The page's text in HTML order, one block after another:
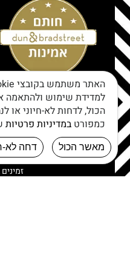
24/7 מענה אנושי
72
תמיכה
למדידת שימוש
הכול, לדחות לא-חיוני או
כמפורט במדיניות פרטיות
מאשר הכול דחה לא-